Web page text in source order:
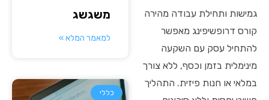
גמישות ותחילת עבודה מהירה
קורס דרופשיפינג מאפשר
להתחיל עסק עם השקעה
מינימלית בזמן וכסף, ללא צורך
במלאי או חנות פיזית. התהליך
משגשג
למאמר המלא »
כללי